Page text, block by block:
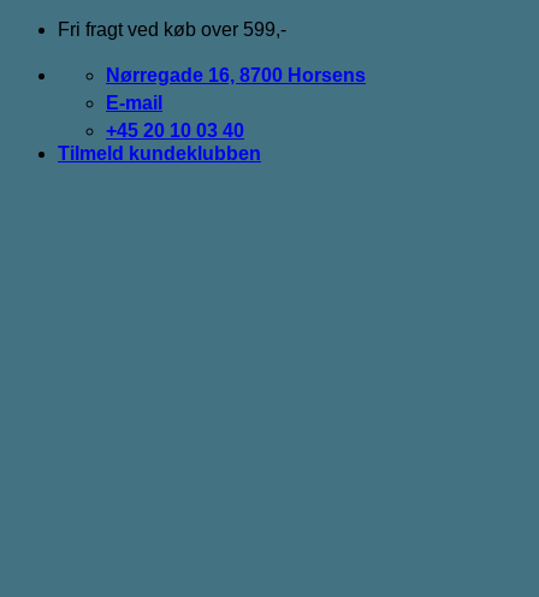
Fortsæt
indhold
Fri fragt ved køb over 599,-
Nørregade 16, 8700 Horsens
E-mail
+45 20 10 03 40
Tilmeld kundeklubben